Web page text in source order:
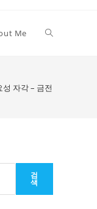
Me Toggle
자각 – 금전등록기
검
색